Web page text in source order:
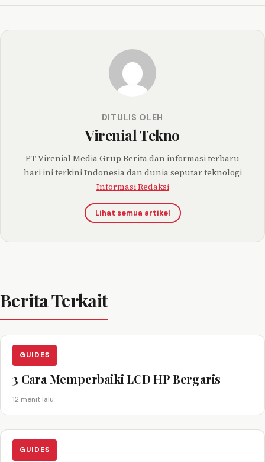
DITULIS OLEH
Virenial Tekno
PT Virenial Media Grup Berita dan informasi terbaru
hari ini terkini Indonesia dan dunia seputar teknologi
Informasi Redaksi
Lihat semua artikel
Berita Terkait
GUIDES
3 Cara Memperbaiki LCD HP Bergaris
12 menit lalu
GUIDES